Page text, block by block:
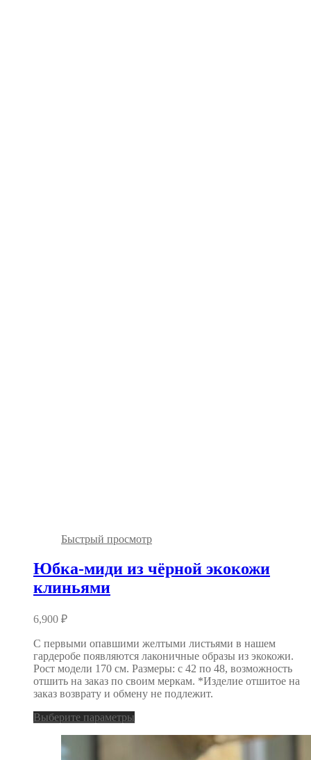
Быстрый просмотр
Юбка-миди из чёрной экокожи
клиньями
6,900 ₽
С первыми опавшими желтыми листьями в нашем
гардеробе появляются лаконичные образы из экокожи.
Рост модели 170 см. Размеры: с 42 по 48, возможность
отшить на заказ по своим меркам. *Изделие отшитое на
заказ возврату и обмену не подлежит.
Выберите параметры